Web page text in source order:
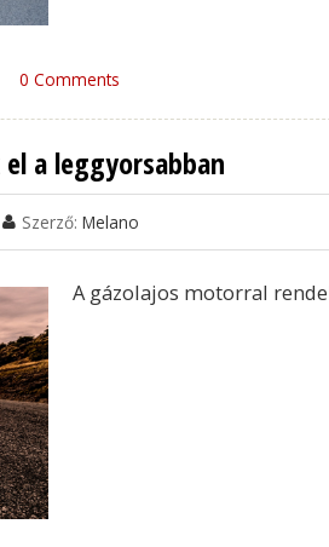
0 Comments
a leggyorsabban
Szerző: Melano
A gázolajos motorral